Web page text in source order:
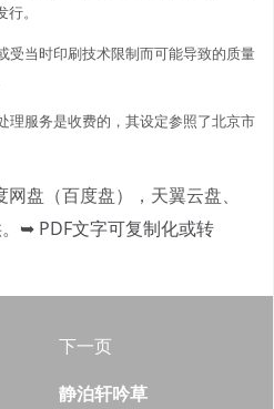
。
当时印刷技术限制而可能导致的质量
服务是收费的，其设定参照了北京市
盘（百度盘），天翼云盘、
➥ PDF文字可复制化或转
下一页
静泊轩吟草